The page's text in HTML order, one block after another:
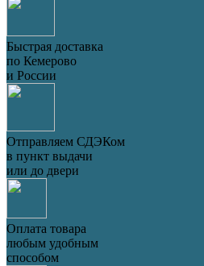
Быстрая доставка
по Кемерово
и России
Отправляем СДЭКом
в пункт выдачи
или до двери
Оплата товара
любым удобным
способом